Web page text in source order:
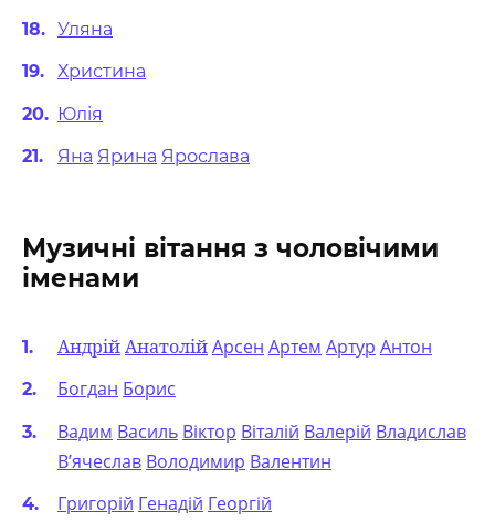
Уляна
Христина
Юлія
Яна Ярина Ярослава
Музичні вітання з чоловічими
іменами
АндрійАнатолійАрсен Артем Артур Антон
Богдан Борис
Вадим Василь Віктор Віталій Валерій Владислав
В’ячеслав Володимир Валентин
Григорій Генадій Георгій